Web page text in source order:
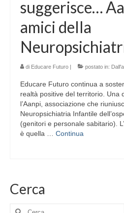
suggerisce…
amici della
di Educare Futuro | postato in:
Educare Futuro continua a
realtà positive del territorio. Una
l’Aanpi, associazione che
Neuropsichiatria Infantile
(genitori e personale sabitario).
è quella … Continua
Cerca
Cerca: